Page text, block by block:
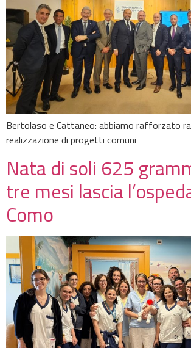
Bertolaso e Cattaneo: abbiamo rafforzato
realizzazione di progetti comuni
Nata di soli 625
tre mesi lascia
Como